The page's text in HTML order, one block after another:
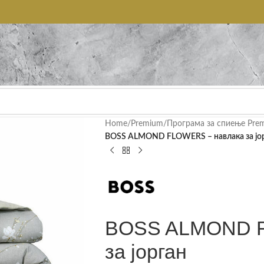
Home/ Premium/ Програма за спиење
BOSS ALMOND FLOWERS – навлака за
BOSS ALMOND
за јорган